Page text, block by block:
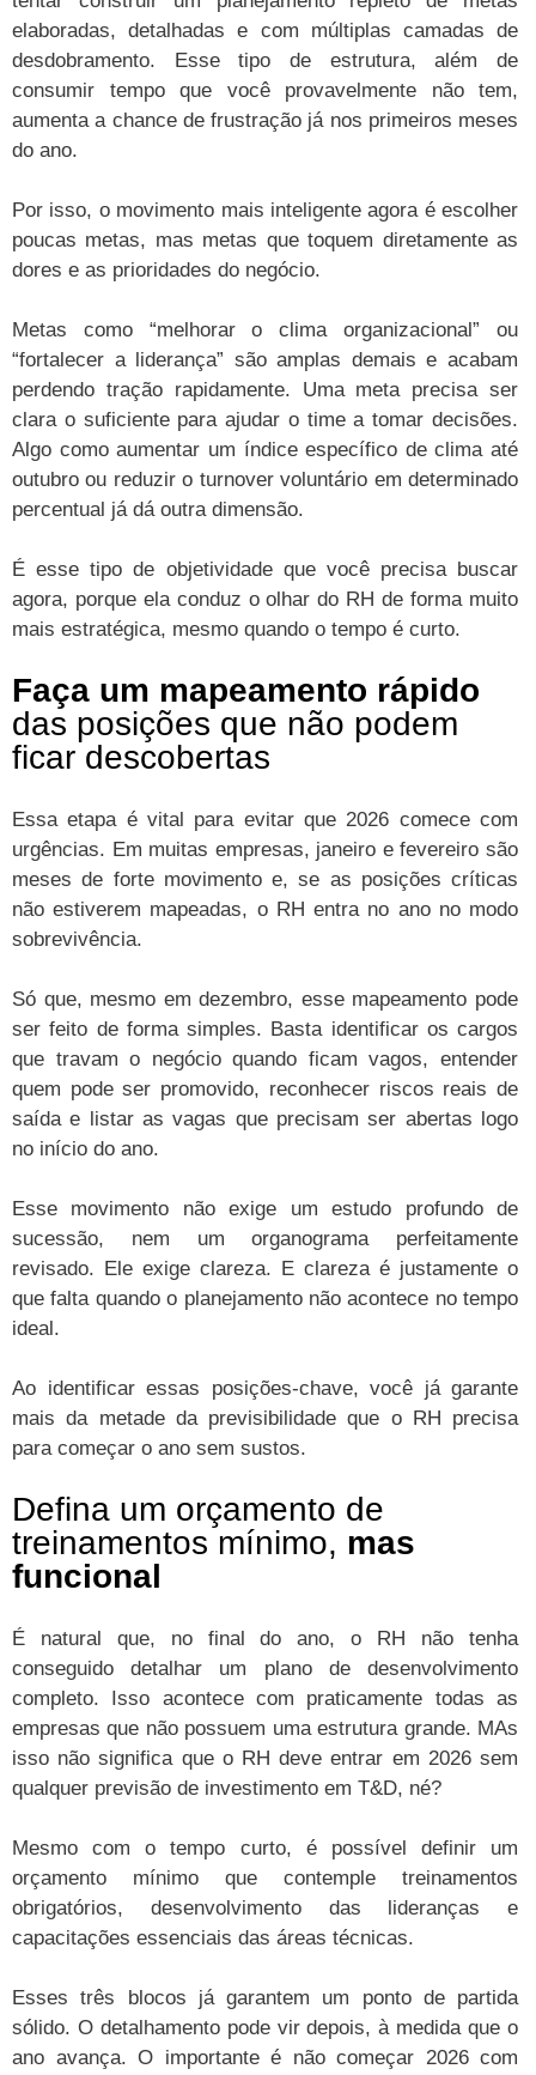
elaboradas, detalhadas e com múltiplas camadas de
desdobramento. Esse tipo de estrutura, além de
consumir tempo que você provavelmente não tem,
aumenta a chance de frustração já nos primeiros meses
do ano.
Por isso, o movimento mais inteligente agora é escolher
poucas metas, mas metas que toquem diretamente as
dores e as prioridades do negócio.
Metas como “melhorar o clima organizacional” ou
“fortalecer a liderança” são amplas demais e acabam
perdendo tração rapidamente. Uma meta precisa ser
clara o suficiente para ajudar o time a tomar decisões.
Algo como aumentar um índice específico de clima até
outubro ou reduzir o turnover voluntário em determinado
percentual já dá outra dimensão.
É esse tipo de objetividade que você precisa buscar
agora, porque ela conduz o olhar do RH de forma muito
mais estratégica, mesmo quando o tempo é curto.
Faça um mapeamento rápido
das posições que não podem
ficar descobertas
Essa etapa é vital para evitar que 2026 comece com
urgências. Em muitas empresas, janeiro e fevereiro são
meses de forte movimento e, se as posições críticas
não estiverem mapeadas, o RH entra no ano no modo
sobrevivência.
Só que, mesmo em dezembro, esse mapeamento pode
ser feito de forma simples. Basta identificar os cargos
que travam o negócio quando ficam vagos, entender
quem pode ser promovido, reconhecer riscos reais de
saída e listar as vagas que precisam ser abertas logo
no início do ano.
Esse movimento não exige um estudo profundo de
sucessão, nem um organograma perfeitamente
revisado. Ele exige clareza. E clareza é justamente o
que falta quando o planejamento não acontece no tempo
ideal.
Ao identificar essas posições-chave, você já garante
mais da metade da previsibilidade que o RH precisa
para começar o ano sem sustos.
Defina um orçamento de
treinamentos mínimo, mas
funcional
É natural que, no final do ano, o RH não tenha
conseguido detalhar um plano de desenvolvimento
completo. Isso acontece com praticamente todas as
empresas que não possuem uma estrutura grande. MAs
isso não significa que o RH deve entrar em 2026 sem
qualquer previsão de investimento em T&D, né?
Mesmo com o tempo curto, é possível definir um
orçamento mínimo que contemple treinamentos
obrigatórios, desenvolvimento das lideranças e
capacitações essenciais das áreas técnicas.
Esses três blocos já garantem um ponto de partida
sólido. O detalhamento pode vir depois, à medida que o
ano avança. O importante é não começar 2026 com